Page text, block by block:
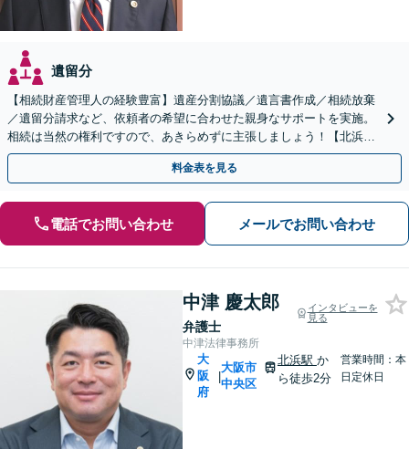
遺留分
【相続財産管理人の経験豊富】遺産分割協議／遺言書作成／相続放棄
／遺留分請求など、依頼者の希望に合わせた親身なサポートを実施。
相続は当然の権利ですので、あきらめずに主張しましょう！【北浜駅
徒歩3分】【初回相談無料】
料金表を見る
電話でお問い合わせ メールでお問い合わせ
中津 慶太郎
弁護士
インタビューを
見る
中津法律事務所
大
阪
府
|
大阪市
中央区
北浜駅 か
ら徒歩2分
営業時間：本
日定休日